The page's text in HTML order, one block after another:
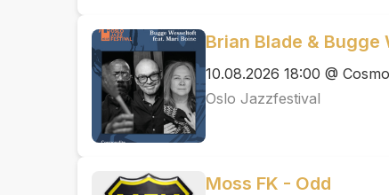
Brian Blade &
10.08.2026 18:00 @
Oslo Jazzfestival
Moss FK - Odd